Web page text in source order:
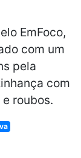
EmFoco,
com um
pela
com
roubos.